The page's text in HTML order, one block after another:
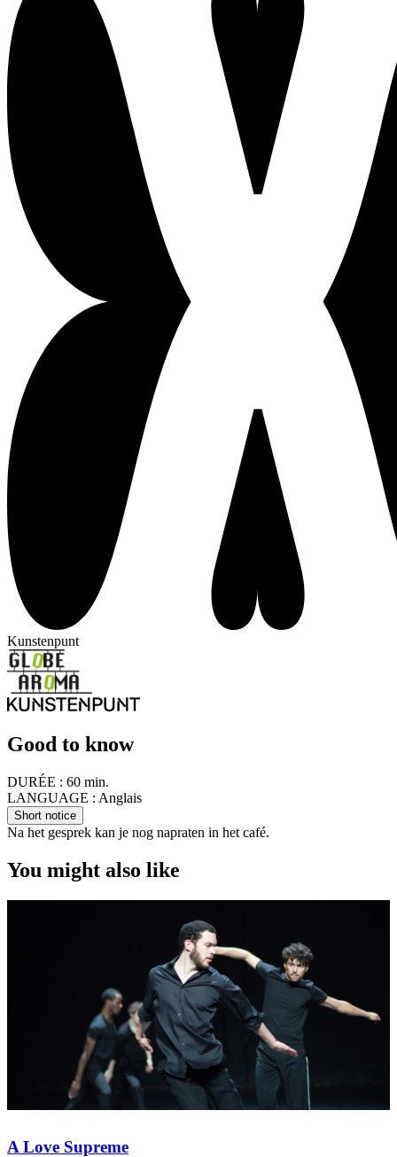
Kunstenpunt
Good to know
DURÉE : 60 min.
LANGUAGE : Anglais
Short notice
Na het gesprek kan je nog napraten in het café.
You might also like
A Love Supreme